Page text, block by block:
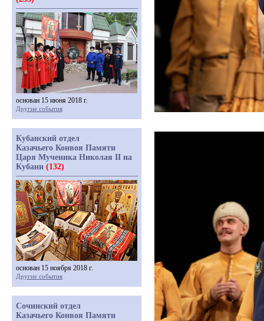
основан 15 июня 2018 г.
Другие события
Кубанский отдел
Казачьего Конвоя Памяти
Царя Мученика Николая II на
Кубани (132)
основан 15 ноября 2018 г.
Другие события
Сочинский отдел
Казачьего Конвоя Памяти